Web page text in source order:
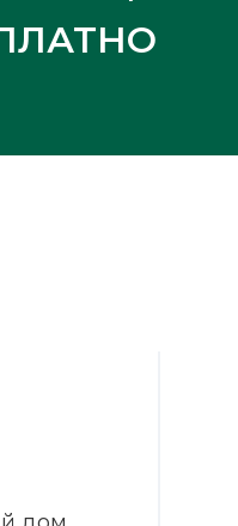
планировку
бесплатно!